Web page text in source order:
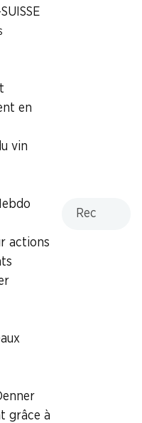
en
vin
actions
grâce à
avec la carte